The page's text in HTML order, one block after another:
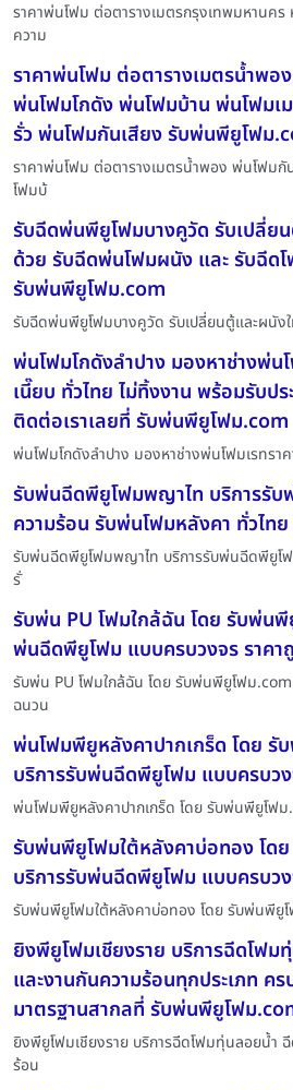
ราคาพ่นโฟม ต่อตารางเมตรกรุงเทพมหานค
ความ
ราคาพ่นโฟม ต่อตารางเมตรน้ำพอ
พ่นโฟมโกดัง พ่นโฟมบ้าน พ่นโฟมเ
รั่ว พ่นโฟมกันเสียง รับพ่นพียูโฟม
ราคาพ่นโฟม ต่อตารางเมตรน้ำพอง พ่นโฟม
โฟมบ้
รับฉีดพ่นพียูโฟมบางคูวัด รับเปลี่ย
ด้วย รับฉีดพ่นโฟมผนัง และ รับฉีด
รับพ่นพียูโฟม.com
รับฉีดพ่นพียูโฟมบางคูวัด รับเปลี่ยนตู้และผนัง
พ่นโฟมโกดังลำปาง มองหาช่างพ่น
เนี๊ยบ ทั่วไทย ไม่ทิ้งงาน พร้อมรับป
ติดต่อเราเลยที่ รับพ่นพียูโฟม.com
พ่นโฟมโกดังลำปาง มองหาช่างพ่นโฟมเรทรา
รับพ่นฉีดพียูโฟมพญาไท บริการรั
ความร้อน รับพ่นโฟมหลังคา ทั่วไทย
รับพ่นฉีดพียูโฟมพญาไท บริการรับพ่นฉีดพียูโ
รั่
รับพ่น PU โฟมใกล้ฉัน โดย รับพ่น
พ่นฉีดพียูโฟม แบบครบวงจร ราคา
รับพ่น PU โฟมใกล้ฉัน โดย รับพ่นพียูโฟม
ฉนวน
พ่นโฟมพียูหลังคาปากเกร็ด โดย รั
บริการรับพ่นฉีดพียูโฟม แบบครบว
พ่นโฟมพียูหลังคาปากเกร็ด โดย รับพ่นพียูโฟ
รับพ่นพียูโฟมใต้หลังคาบ่อทอง โด
บริการรับพ่นฉีดพียูโฟม แบบครบว
รับพ่นพียูโฟมใต้หลังคาบ่อทอง โดย รับพ่นพียู
ยิงพียูโฟมเชียงราย บริการฉีดโฟม
และงานกันความร้อนทุกประเภท คร
มาตรฐานสากลที่ รับพ่นพียูโฟม
ยิงพียูโฟมเชียงราย บริการฉีดโฟมทุ่นลอยน้ำ
ร้อน